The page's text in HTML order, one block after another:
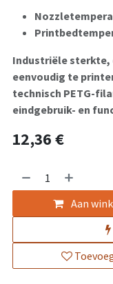
Industriële
eenvoudig te
technisch PETG-
eindgebruik- en
12,36€
Aan